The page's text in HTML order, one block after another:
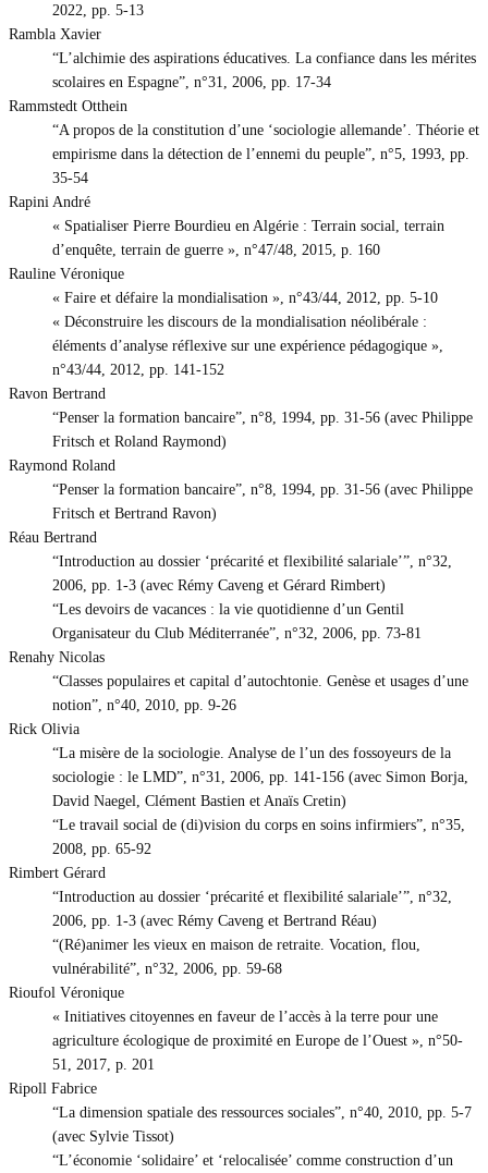
2022, pp. 5-13
Rambla Xavier
“L’alchimie des aspirations éducatives. La confiance dans les mérites
scolaires en Espagne”, n°31, 2006, pp. 17-34
Rammstedt Otthein
“A propos de la constitution d’une ‘sociologie allemande’. Théorie et
empirisme dans la détection de l’ennemi du peuple”, n°5, 1993, pp.
35-54
Rapini André
« Spatialiser Pierre Bourdieu en Algérie : Terrain social, terrain
d’enquête, terrain de guerre », n°47/48, 2015, p. 160
Rauline Véronique
« Faire et défaire la mondialisation », n°43/44, 2012, pp. 5-10
« Déconstruire les discours de la mondialisation néolibérale :
éléments d’analyse réflexive sur une expérience pédagogique »,
n°43/44, 2012, pp. 141-152
Ravon Bertrand
“Penser la formation bancaire”, n°8, 1994, pp. 31-56 (avec Philippe
Fritsch et Roland Raymond)
Raymond Roland
“Penser la formation bancaire”, n°8, 1994, pp. 31-56 (avec Philippe
Fritsch et Bertrand Ravon)
Réau Bertrand
“Introduction au dossier ‘précarité et flexibilité salariale’”, n°32,
2006, pp. 1-3 (avec Rémy Caveng et Gérard Rimbert)
“Les devoirs de vacances : la vie quotidienne d’un Gentil
Organisateur du Club Méditerranée”, n°32, 2006, pp. 73-81
Renahy Nicolas
“Classes populaires et capital d’autochtonie. Genèse et usages d’une
notion”, n°40, 2010, pp. 9-26
Rick Olivia
“La misère de la sociologie. Analyse de l’un des fossoyeurs de la
sociologie : le LMD”, n°31, 2006, pp. 141-156 (avec Simon Borja,
David Naegel, Clément Bastien et Anaïs Cretin)
“Le travail social de (di)vision du corps en soins infirmiers”, n°35,
2008, pp. 65-92
Rimbert Gérard
“Introduction au dossier ‘précarité et flexibilité salariale’”, n°32,
2006, pp. 1-3 (avec Rémy Caveng et Bertrand Réau)
“(Ré)animer les vieux en maison de retraite. Vocation, flou,
vulnérabilité”, n°32, 2006, pp. 59-68
Rioufol Véronique
« Initiatives citoyennes en faveur de l’accès à la terre pour une
agriculture écologique de proximité en Europe de l’Ouest », n°50-
51, 2017, p. 201
Ripoll Fabrice
“La dimension spatiale des ressources sociales”, n°40, 2010, pp. 5-7
(avec Sylvie Tissot)
“L’économie ‘solidaire’ et ‘relocalisée’ comme construction d’un